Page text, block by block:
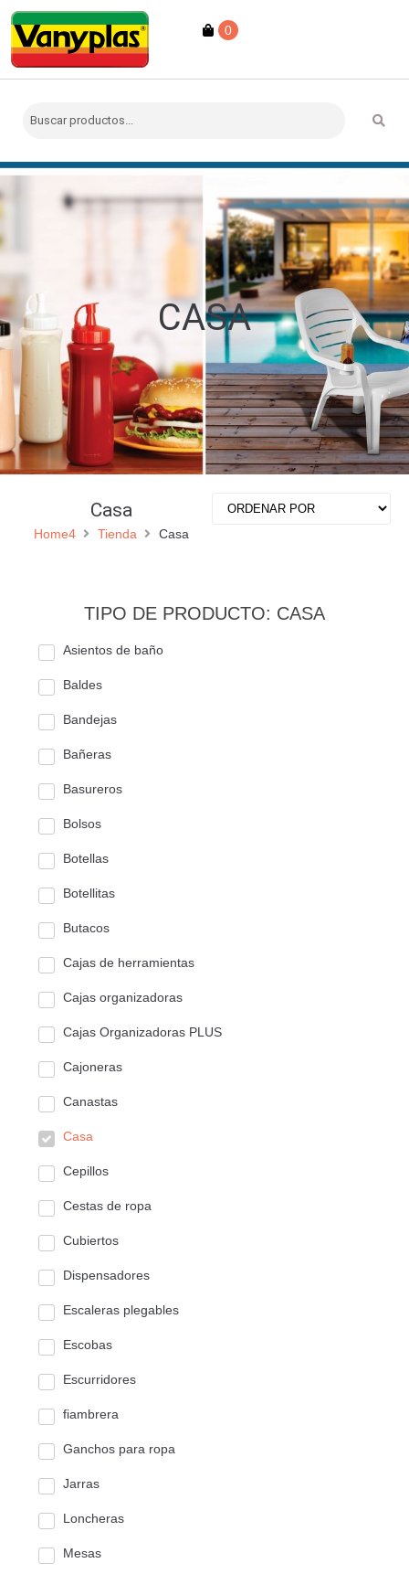
0
CASA
Casa
Home4 Tienda Casa
TIPO DE PRODUCTO: CASA
Asientos de baño
Baldes
Bandejas
Bañeras
Basureros
Bolsos
Botellas
Botellitas
Butacos
Cajas de herramientas
Cajas organizadoras
Cajas Organizadoras PLUS
Cajoneras
Canastas
Casa
Cepillos
Cestas de ropa
Cubiertos
Dispensadores
Escaleras plegables
Escobas
Escurridores
fiambrera
Ganchos para ropa
Jarras
Loncheras
Mesas